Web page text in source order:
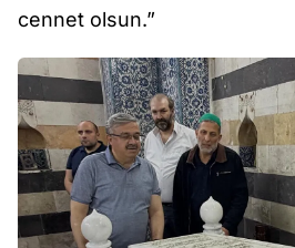
cennet olsun.”